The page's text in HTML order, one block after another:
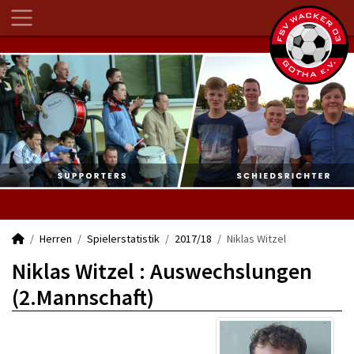
Herren Spielerstatistik 2017/18 Niklas Witzel
Niklas Witzel : Auswechslungen
(2.Mannschaft)